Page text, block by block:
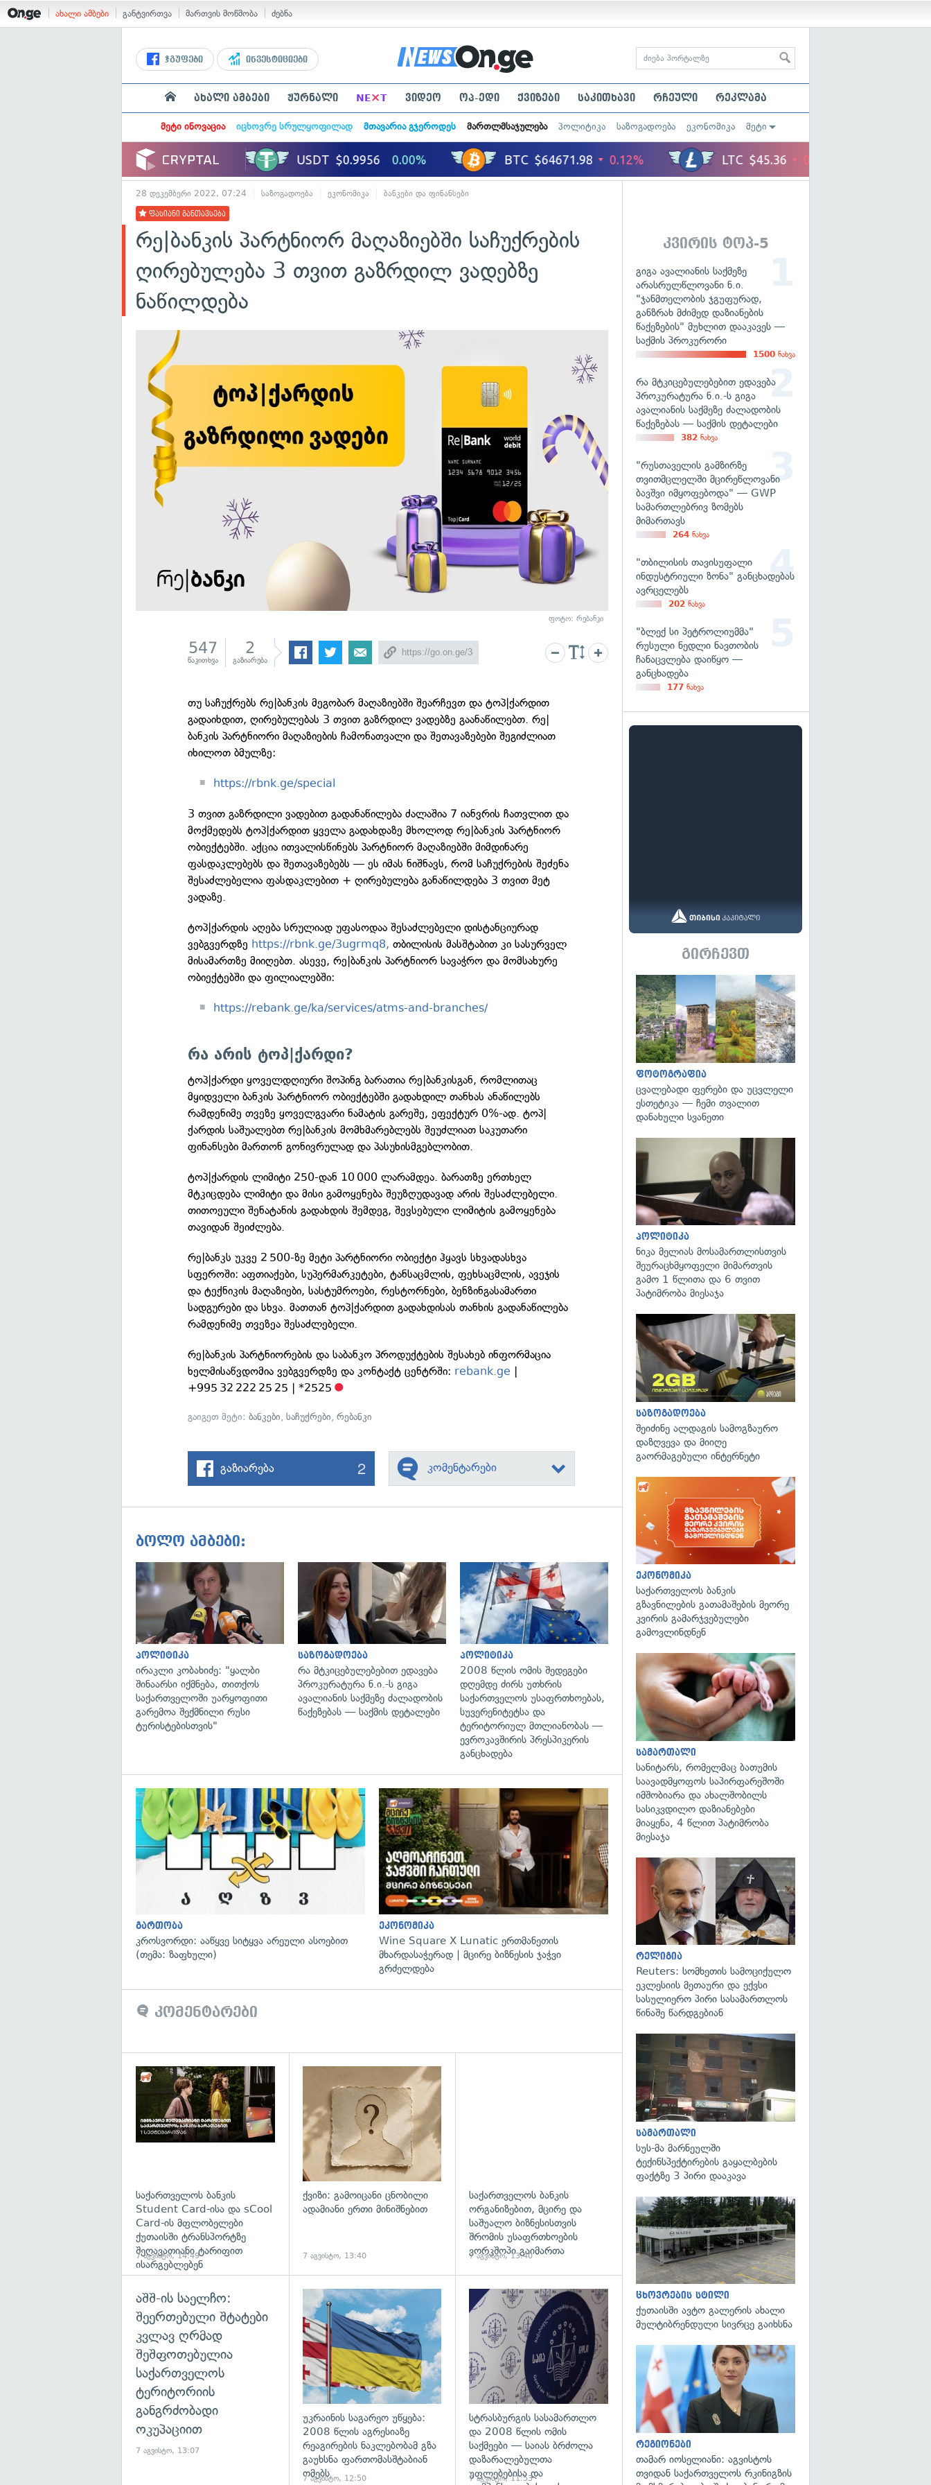
ახალი ამბები განტვირთვა მართვის მოწმობა ძებნა
ჯგუფები ინვესტიციები
ახალი ამბები ჟურნალი NE×T ვიდეო ოპ-ედი ქვიზები საკითხავი რჩეული რეკლამა
მეტი ინოვაცია იცხოვრე სრულყოფილად მთავარია გჯეროდეს მართლმსაჯულება პოლიტიკა საზოგადოება ეკონომიკა მეტი
28 დეკემბერი 2022, 07:24 საზოგადოება ეკონომიკა ბანკები და ფინანსები
ფასიანი განთავსება
რე|ბანკის პარტნიორ მაღაზიებში საჩუქრების
ღირებულება 3 თვით გაზრდილ ვადებზე
ნაწილდება
ფოტო: რებანკი
547
წაკითხვა
2
გაზიარება
თუ საჩუქრებს რე|ბანკის მეგობარ მაღაზიებში შეარჩევთ და ტოპ|ქარდით
გადაიხდით, ღირებულებას 3 თვით გაზრდილ ვადებზე გაანაწილებთ. რე|
ბანკის პარტნიორი მაღაზიების ჩამონათვალი და შეთავაზებები შეგიძლიათ
იხილოთ ბმულზე:
https://rbnk.ge/special
3 თვით გაზრდილი ვადებით გადანაწილება ძალაშია 7 იანვრის ჩათვლით და
მოქმედებს ტოპ|ქარდით ყველა გადახდაზე მხოლოდ რე|ბანკის პარტნიორ
ობიექტებში. აქცია ითვალისწინებს პარტნიორ მაღაზიებში მიმდინარე
ფასდაკლებებს და შეთავაზებებს — ეს იმას ნიშნავს, რომ საჩუქრების შეძენა
შესაძლებელია ფასდაკლებით + ღირებულება განაწილდება 3 თვით მეტ
ვადაზე.
ტოპ|ქარდის აღება სრულიად უფასოდაა შესაძლებელი დისტანციურად
ვებგვერდზე https://rbnk.ge/3ugrmq8,თბილისის მასშტაბით კი სასურველ
მისამართზე მიიღებთ. ასევე, რე|ბანკის პარტნიორ სავაჭრო და მომსახურე
ობიექტებში და ფილიალებში:
https://rebank.ge/ka/services/atms-and-branches/
რა არის ტოპ|ქარდი?
ტოპ|ქარდი ყოველდღიური შოპინგ ბარათია რე|ბანკისგან, რომლითაც
მყიდველი ბანკის პარტნიორ ობიექტებში გადახდილ თანხას ანაწილებს
რამდენიმე თვეზე ყოველგვარი ნამატის გარეშე, ეფექტურ 0%-ად. ტოპ|
ქარდის საშუალებთ რე|ბანკის მომხმარებლებს შეუძლიათ საკუთარი
ფინანსები მართონ გონივრულად და პასუხისმგებლობით.
ტოპ|ქარდის ლიმიტი 250-დან 10 000 ლარამდეა. ბარათზე ერთხელ
მტკიცდება ლიმიტი და მისი გამოყენება შეუზღუდავად არის შესაძლებელი.
თითოეული შენატანის გადახდის შემდეგ, შევსებული ლიმიტის გამოყენება
თავიდან შეიძლება.
რე|ბანკს უკვე 2 500-ზე მეტი პარტნიორი ობიექტი ჰყავს სხვადასხვა
სფეროში: აფთიაქები, სუპერმარკეტები, ტანსაცმლის, ფეხსაცმლის, ავეჯის
და ტექნიკის მაღაზიები, სასტუმროები, რესტორნები, ბენზინგასამართი
სადგურები და სხვა. მათთან ტოპ|ქარდით გადახდისას თანხის გადანაწილება
რამდენიმე თვეზეა შესაძლებელი.
რე|ბანკის პარტნიორების და საბანკო პროდუქტების შესახებ ინფორმაცია
ხელმისაწვდომია ვებგვერდზე და კონტაქტ ცენტრში: rebank.ge |
+995 32 222 25 25 | *2525
გაიგეთ მეტი:ბანკები,საჩუქრები,რებანკი
გაზიარება 2 კომენტარები
ბოლო ამბები:
გადახედვა
პოლიტიკა
ირაკლი კობახიძე: "ყალბი
შინაარსი იქმნება, თითქოს
საქართველოში უარყოფითი
გარემოა შექმნილი რუსი
ტურისტებისთვის"
გადახედვა
საზოგადოება
რა მტკიცებულებებით ედავება
პროკურატურა ნ.ი.-ს გიგა
ავალიანის საქმეზე ძალადობის
წაქეზებას — საქმის დეტალები
გადახედვა
პოლიტიკა
2008 წლის ომის შედეგები
დღემდე ძირს უთხრის
საქართველოს უსაფრთხოებას,
სუვერენიტეტსა და
ტერიტორიულ მთლიანობას —
ევროკავშირის პრესპიკერის
განცხადება
გადახედვა
გართობა
კროსვორდი: ააწყვე სიტყვა არეული ასოებით
(თემა: ზაფხული)
ეკონომიკა
Wine Square X Lunatic ერთმანეთის
მხარდასაჭერად | მცირე ბიზნესის ჯაჭვი
გრძელდება
კომენტარები
საქართველოს ბანკის
Student Card-ისა და sCool
Card-ის მფლობელები
ქუთაისში ტრანსპორტზე
შეღავათიანი ტარიფით
ისარგებლებენ
7 აგვისტო, 14:49
ქვიზი: გამოიცანი ცნობილი
ადამიანი ერთი მინიშნებით
7 აგვისტო, 13:40
საქართველოს ბანკის
ორგანიზებით, მცირე და
საშუალო ბიზნესისთვის
შრომის უსაფრთხოების
ვორკშოპი გაიმართა
7 აგვისტო, 13:40
აშშ-ის საელჩო:
შეერთებული შტატები
კვლავ ღრმად
შეშფოთებულია
საქართველოს
ტერიტორიის
განგრძობადი
ოკუპაციით
7 აგვისტო, 13:07
გადახედვა
უკრაინის საგარეო უწყება:
2008 წლის აგრესიაზე
რეაგირების ნაკლებობამ გზა
გაუხსნა ფართომასშტაბიან
ომებს
7 აგვისტო, 12:50
სტრასბურგის სასამართლო
და 2008 წლის ომის
საქმეები — საიას ბრძოლა
დაზარალებულთა
უფლებებისა და
7 აგვისტო, 11:53
კვირის ტოპ-5
გიგა ავალიანის საქმეზე
არასრულწლოვანი ნ.ი.
"ჯანმთელობის ჯგუფურად,
განზრახ მძიმედ დაზიანების
წაქეზების" მუხლით დააკავეს —
საქმის პროკურორი
1500 ნახვა
რა მტკიცებულებებით ედავება
პროკურატურა ნ.ი.-ს გიგა
ავალიანის საქმეზე ძალადობის
წაქეზებას — საქმის დეტალები
382 ნახვა
"რუსთაველის გამზირზე
თვითმცლელში მცირეწლოვანი
ბავშვი იმყოფებოდა" — GWP
სამართლებრივ ზომებს
მიმართავს
264 ნახვა
"თბილისის თავისუფალი
ინდუსტრიული ზონა" განცხადებას
ავრცელებს
202 ნახვა
"ბლექ სი პეტროლიუმმა"
რუსული ნედლი ნავთობის
ჩანაცვლება დაიწყო —
განცხადება
177 ნახვა
გირჩევთ
ფოტოგრაფია
ცვალებადი ფერები და უცვლელი
ესთეტიკა — ჩემი თვალით
დანახული სვანეთი
პოლიტიკა
ნიკა მელიას მოსამართლისთვის
შეურაცხმყოფელი მიმართვის
გამო 1 წლითა და 6 თვით
პატიმრობა მიესაჯა
საზოგადოება
შეიძინე ალდაგის სამოგზაურო
დაზღვევა და მიიღე
გაორმაგებული ინტერნეტი
ეკონომიკა
საქართველოს ბანკის
გზავნილების გათამაშების მეორე
კვირის გამარჯვებულები
გამოვლინდნენ
სამართალი
სანიტარს, რომელმაც ბათუმის
საავადმყოფოს საპირფარეშოში
იმშობიარა და ახალშობილს
სასიკვდილო დაზიანებები
მიაყენა, 4 წლით პატიმრობა
მიესაჯა
რელიგია
Reuters: სომხეთის სამოციქულო
ეკლესიის მეთაური და ექვსი
სასულიერო პირი სასამართლოს
წინაშე წარდგებიან
სამართალი
სუს-მა მარნეულში
ტექინსპექტირების გაყალბების
ფაქტზე 3 პირი დააკავა
ცხოვრების სტილი
ქუთაისში ავტო გალერის ახალი
მულტიბრენდული სივრცე გაიხსნა
რეგიონები
თამარ იოსელიანი: აგვისტოს
თვიდან საქართველოს რკინიგზის